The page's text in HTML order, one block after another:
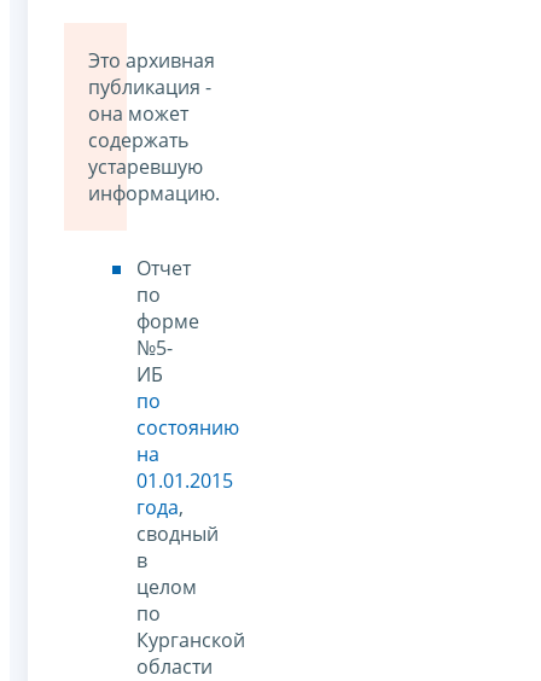
Это архивная
публикация -
она может
содержать
устаревшую
информацию.
Отчет
по
форме
№5-
ИБ
по
состоянию
на
01.01.2015
года,
сводный
в
целом
по
Курганской
области